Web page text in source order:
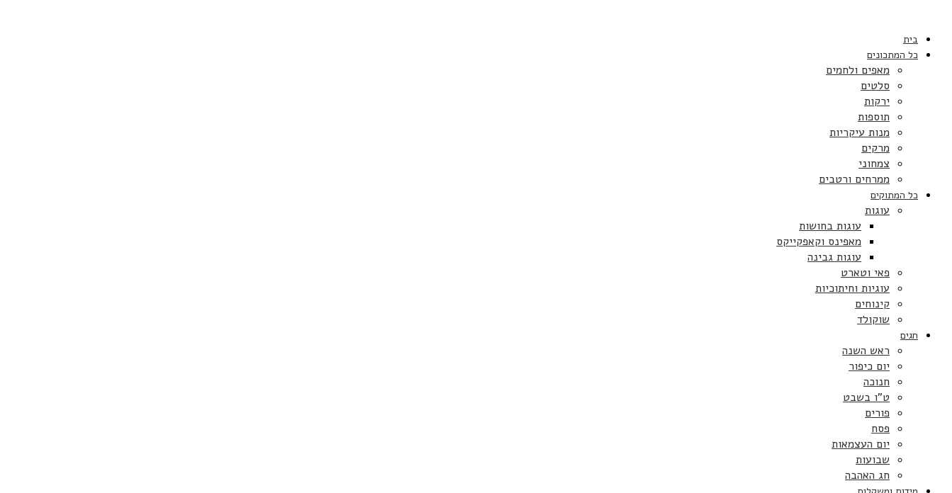
בית
כל המתכונים
מאפים ולחמים
סלטים
ירקות
תוספות
מנות עיקריות
מרקים
צמחוני
ממרחים ורטבים
כל המתוקים
עוגות
עוגות בחושות
מאפינס וקאפקייקס
עוגות גבינה
פאי וטארט
עוגיות וחיתוכיות
קינוחים
שוקולד
חגים
ראש השנה
יום כיפור
חנוכה
ט”ו בשבט
פורים
פסח
יום העצמאות
שבועות
חג האהבה